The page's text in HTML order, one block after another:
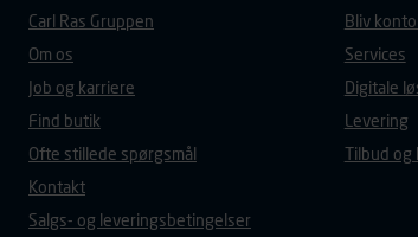
Carl Ras Gruppen
Om os
Job og karriere
Find butik
Ofte stillede spørgsmål
Kontakt
Salgs- og leveringsbetingelser
Bliv
Services
Digitale
Levering
Tilbud